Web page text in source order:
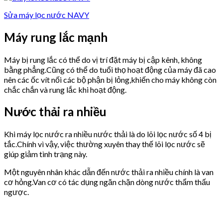
Sửa máy lọc nước NAVY
Máy rung lắc mạnh
Máy bị rung lắc có thể do vị trí đặt máy bị cập kênh, không
bằng phẳng.Cũng có thể do tuổi thọ hoạt động của máy đã cao
nên các ốc vít nối các bộ phận bị lỏng,khiến cho máy không còn
chắc chắn và rung lắc khi hoạt động.
Nước thải ra nhiều
Khi máy lọc nước ra nhiều nước thải là do lõi lọc nước số 4 bị
tắc.Chính vì vậy, việc thường xuyên thay thế lõi lọc nước sẽ
giúp giảm tình trạng này.
Một nguyên nhân khác dẫn đến nước thải ra nhiều chính là van
cơ hỏng.Van cơ có tác dụng ngăn chặn dòng nước thẩm thấu
ngược.